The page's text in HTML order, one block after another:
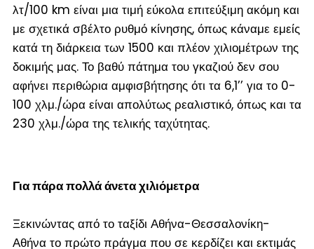
λτ/100 km είναι μια τιμή εύκολα επιτεύξιμη ακόμη και
με σχετικά σβέλτο ρυθμό κίνησης, όπως κάναμε εμείς
κατά τη διάρκεια των 1500 και πλέον χιλιομέτρων της
δοκιμής μας. Το βαθύ πάτημα του γκαζιού δεν σου
αφήνει περιθώρια αμφισβήτησης ότι τα 6,1’’ για το 0-
100 χλμ./ώρα είναι απολύτως ρεαλιστικό, όπως και τα
230 χλμ./ώρα της τελικής ταχύτητας.
Για πάρα πολλά άνετα χιλιόμετρα
Ξεκινώντας από το ταξίδι Αθήνα-Θεσσαλονίκη-
Αθήνα το πρώτο πράγμα που σε κερδίζει και εκτιμάς